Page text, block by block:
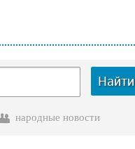
Найти
народные новости